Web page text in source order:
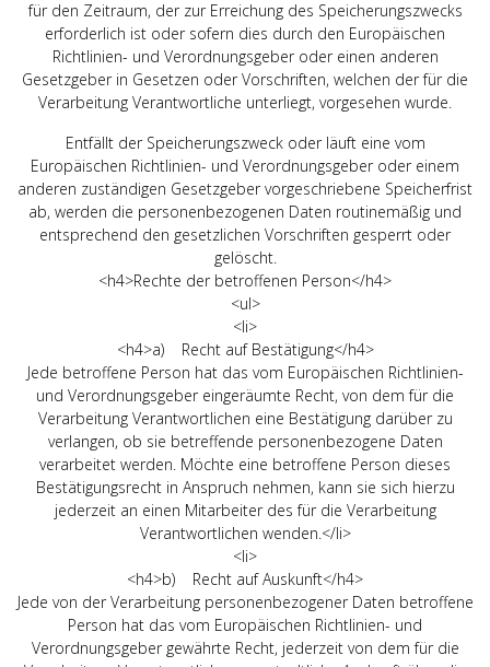
für den Zeitraum, der zur Erreichung des Speicherungszwecks
erforderlich ist oder sofern dies durch den Europäischen
Richtlinien- und Verordnungsgeber oder einen anderen
Gesetzgeber in Gesetzen oder Vorschriften, welchen der für die
Verarbeitung Verantwortliche unterliegt, vorgesehen wurde.
Entfällt der Speicherungszweck oder läuft eine vom
Europäischen Richtlinien- und Verordnungsgeber oder einem
anderen zuständigen Gesetzgeber vorgeschriebene Speicherfrist
ab, werden die personenbezogenen Daten routinemäßig und
entsprechend den gesetzlichen Vorschriften gesperrt oder
gelöscht.
<h4>Rechte der betroffenen Person</h4>
<ul>
<li>
<h4>a) Recht auf Bestätigung</h4>
Jede betroffene Person hat das vom Europäischen Richtlinien-
und Verordnungsgeber eingeräumte Recht, von dem für die
Verarbeitung Verantwortlichen eine Bestätigung darüber zu
verlangen, ob sie betreffende personenbezogene Daten
verarbeitet werden. Möchte eine betroffene Person dieses
Bestätigungsrecht in Anspruch nehmen, kann sie sich hierzu
jederzeit an einen Mitarbeiter des für die Verarbeitung
Verantwortlichen wenden.</li>
<li>
<h4>b) Recht auf Auskunft</h4>
Jede von der Verarbeitung personenbezogener Daten betroffene
Person hat das vom Europäischen Richtlinien- und
Verordnungsgeber gewährte Recht, jederzeit von dem für die